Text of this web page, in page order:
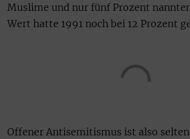
Muslime und nur fünf Prozent
Wert hatte 1991 noch bei 12 Prozent
Offener Antisemitismus ist also